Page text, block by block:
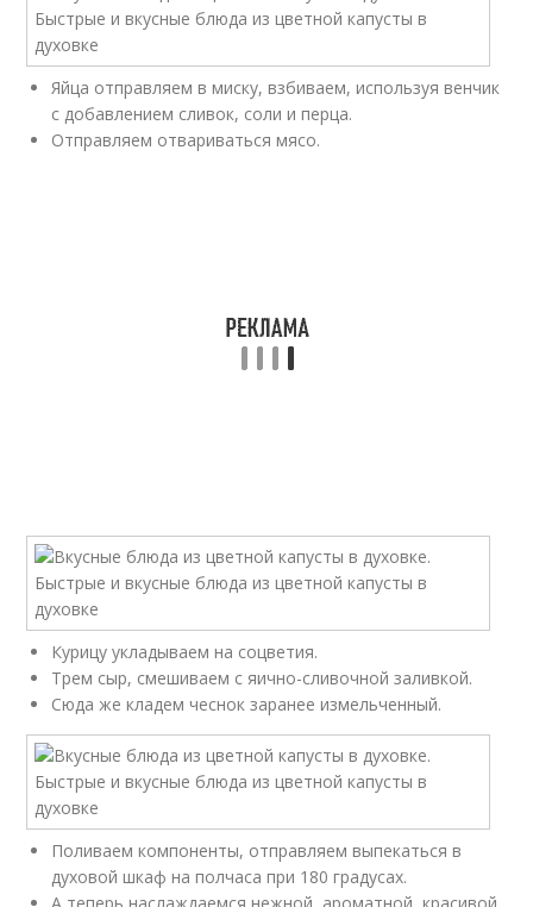
Яйца отправляем в миску, взбиваем, используя венчик
с добавлением сливок, соли и перца.
Отправляем отвариваться мясо.
Курицу укладываем на соцветия.
Трем сыр, смешиваем с яично-сливочной заливкой.
Сюда же кладем чеснок заранее измельченный.
Поливаем компоненты, отправляем выпекаться в
духовой шкаф на полчаса при 180 градусах.